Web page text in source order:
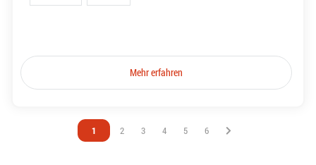
Mehr erfahren
Vous êtes sur la page
1 Vous êtes sur la page
2 Vous êtes sur la page
3 Vous êtes sur la page
4 Vous êtes sur la page
5 Vous êtes sur la page
6